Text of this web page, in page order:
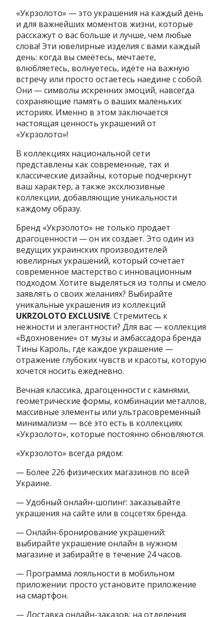
«Укрзолото» — это украшения на каждый день
и для важнейших моментов жизни, которые
расскажут о вас больше и лучше, чем любые
слова! Эти ювелирные изделия с вами каждый
день: когда вы смеётесь, мечтаете,
влюбляетесь, волнуетесь, идёте на важную
встречу или просто остаетесь наедине с собой.
Они — символы искренних эмоций, навсегда
сохраняющие память о ваших маленьких
историях. Именно в этом заключается
настоящая ценность украшений от
«Укрзолото»!
В коллекциях национальной сети
представлены как современные, так и
классические дизайны, которые подчеркнут
ваш характер, а также эксклюзивные
коллекции, добавляющие уникальности
каждому образу.
Бренд «Укрзолото» не только продает
драгоценности — он их создает. Это один из
ведущих украинских производителей
ювелирных украшений, который сочетает
современное мастерство с инновационным
подходом. Хотите выделяться из толпы и смело
заявлять о своих желаниях? Выбирайте
уникальные украшения из коллекций
UKRZOLOTO EXCLUSIVE. Стремитесь к
нежности и элегантности? Для вас — коллекция
«Вдохновение» от музы и амбассадора бренда
Тины Кароль, где каждое украшение —
отражение глубоких чувств и красоты, которую
хочется носить ежедневно.
Вечная классика, драгоценности с камнями,
геометрические формы, комбинации металлов,
массивные элементы или ультрасовременный
минимализм — все это есть в коллекциях
«Укрзолото», которые постоянно обновляются.
«Укрзолото» всегда рядом:
— Более 226 физических магазинов по всей
Украине.
— Удобный онлайн-шопинг: заказывайте
украшения на сайте или в соцсетях бренда.
— Онлайн-бронирование украшений:
выбирайте украшение онлайн в нужном
магазине и забирайте в течение 24 часов.
— Программа лояльности в мобильном
приложении: просто установите приложение
на смартфон.
— Доставка онлайн-заказов: на отделения